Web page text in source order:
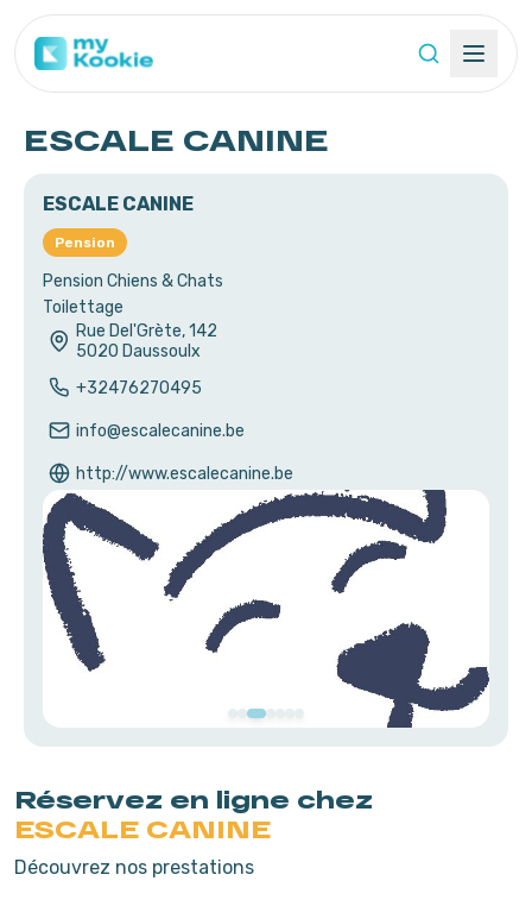
ESCALE CANINE
ESCALE CANINE
Pension
Pension Chiens & Chats
Toilettage
Rue Del'Grète, 142
5020 Daussoulx
+32476270495
info@escalecanine.be
http://www.escalecanine.be
Réservez en ligne chez
ESCALE CANINE
Découvrez nos prestations